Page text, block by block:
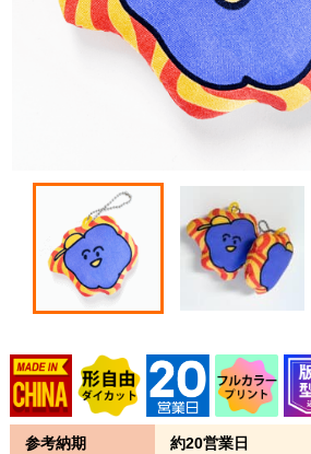
参考納期 約20営業日